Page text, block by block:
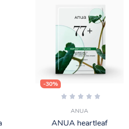
-30%
ANUA
ANUA heartleaf